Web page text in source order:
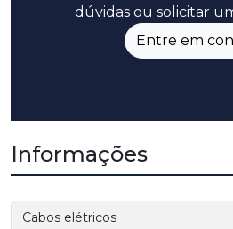
dúvidas ou solicitar
Entre em
Informações
Cabos elétricos